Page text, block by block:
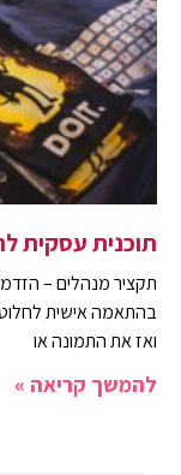
תוכנית עסקית
תקציר מנהלים –
בהתאמה אישית
ואז את התמונה או
להמשך קריאה »